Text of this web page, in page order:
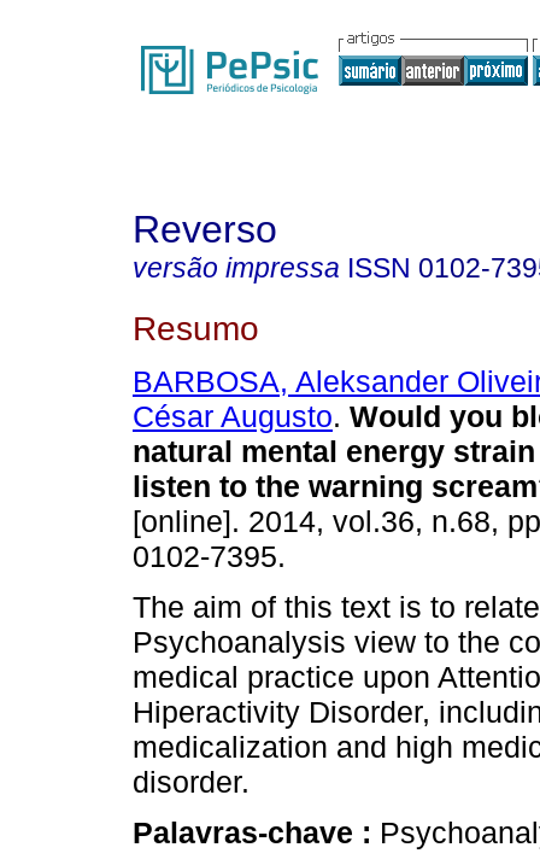
Reverso
versão impressa ISSN 0102-
Resumo
BARBOSA, Aleksander
César Augusto. Would you
natural mental energy
listen to the warning
[online]. 2014, vol.36, n.68,
0102-7395.
The aim of this text is to relate
Psychoanalysis view to the
medical practice upon
Hiperactivity Disorder,
medicalization and high
disorder.
Palavras-chave :